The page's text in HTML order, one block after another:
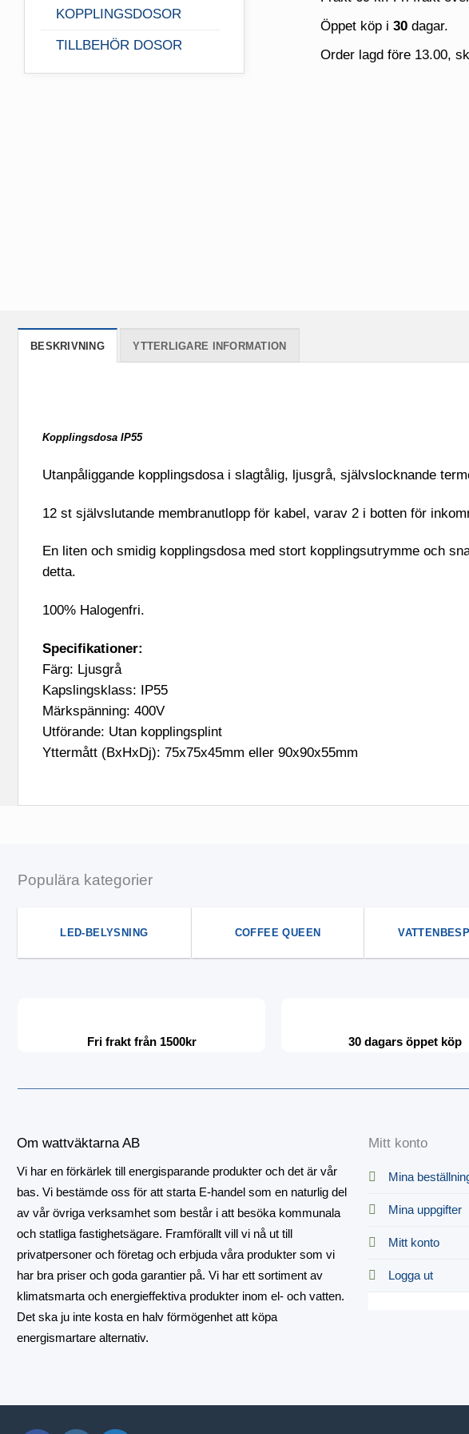
KOPPLINGSDOSOR
TILLBEHÖR DOSOR
Öppet köp i30 dagar.
Order lagd före 13.00,
BESKRIVNING YTTERLIGARE INFORMATION
Kopplingsdosa IP55
Utanpåliggande kopplingsdosa i slagtålig, ljusgrå, självslocknande
12 st självslutande membranutlopp för kabel, varav 2 i botten för
En liten och smidig kopplingsdosa med stort kopplingsutrymme och
detta.
100% Halogenfri.
Specifikationer:
Färg: Ljusgrå
Kapslingsklass: IP55
Märkspänning: 400V
Utförande: Utan kopplingsplint
Yttermått (BxHxDj): 75x75x45mm eller 90x90x55mm
Populära kategorier
LED-BELYSNING COFFEE QUEEN
Fri frakt från 1500kr 30 dagars öppet köp
Om wattväktarna AB
Vi har en förkärlek till energisparande produkter och det är vår
bas. Vi bestämde oss för att starta E-handel som en naturlig del
av vår övriga verksamhet som består i att besöka kommunala
och statliga fastighetsägare. Framförallt vill vi nå ut till
privatpersoner och företag och erbjuda våra produkter som vi
har bra priser och goda garantier på. Vi har ett sortiment av
klimatsmarta och energieffektiva produkter inom el- och vatten.
Det ska ju inte kosta en halv förmögenhet att köpa
energismartare alternativ.
Mitt konto
Mina
Mina uppgifter
Mitt konto
Logga ut